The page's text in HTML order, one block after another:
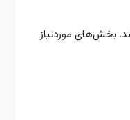
بخش‌های موردنیاز